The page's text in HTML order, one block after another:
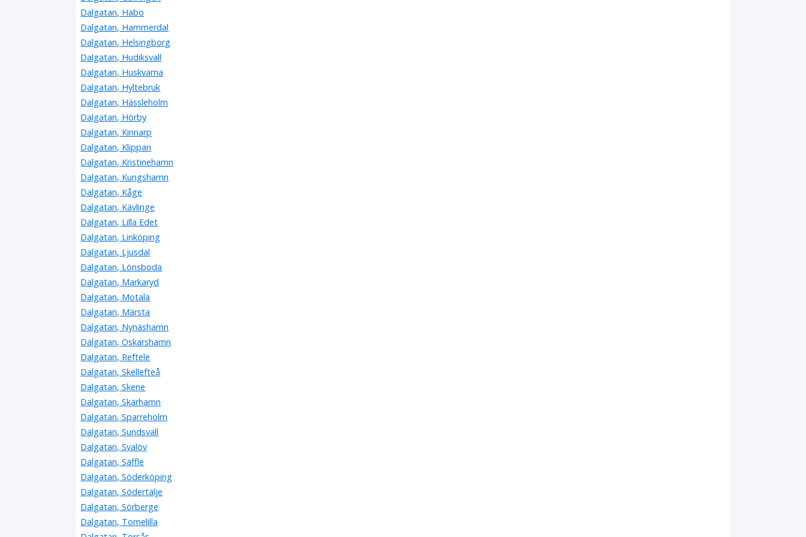
Dalgatan, Habo
Dalgatan, Hammerdal
Dalgatan, Helsingborg
Dalgatan, Hudiksvall
Dalgatan, Huskvarna
Dalgatan, Hyltebruk
Dalgatan, Hässleholm
Dalgatan, Hörby
Dalgatan, Kinnarp
Dalgatan, Klippan
Dalgatan, Kristinehamn
Dalgatan, Kungshamn
Dalgatan, Kåge
Dalgatan, Kävlinge
Dalgatan, Lilla Edet
Dalgatan, Linköping
Dalgatan, Ljusdal
Dalgatan, Lönsboda
Dalgatan, Markaryd
Dalgatan, Motala
Dalgatan, Märsta
Dalgatan, Nynäshamn
Dalgatan, Oskarshamn
Dalgatan, Reftele
Dalgatan, Skellefteå
Dalgatan, Skene
Dalgatan, Skärhamn
Dalgatan, Sparreholm
Dalgatan, Sundsvall
Dalgatan, Svalöv
Dalgatan, Säffle
Dalgatan, Söderköping
Dalgatan, Södertälje
Dalgatan, Sörberge
Dalgatan, Tomelilla